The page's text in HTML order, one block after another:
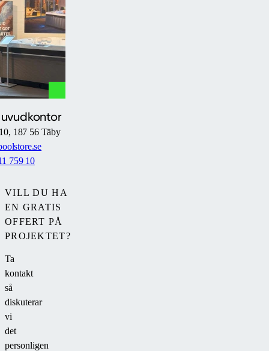
VILL DU HA
EN GRATIS
OFFERT PÅ
PROJEKTET?
Ta
kontakt
så
diskuterar
vi
det
personligen
187 56 Täby
759 10